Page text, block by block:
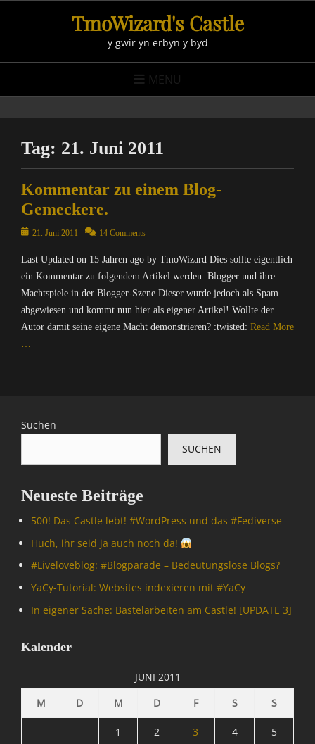
TmoWizard's Castle
y gwir yn erbyn y byd
MENU
Tag: 21. Juni 2011
Kommentar zu einem Blog-
Gemeckere.
Posted21. Juni 2011 14 Comments
Last Updated on 15 Jahren ago by TmoWizard Dies sollte eigentlich
ein Kommentar zu folgendem Artikel werden: Blogger und ihre
Machtspiele in der Blogger-Szene Dieser wurde jedoch als Spam
abgewiesen und kommt nun hier als eigener Artikel! Wollte der
Autor damit seine eigene Macht demonstrieren? :twisted: Read More
…
Categories
p
t
r
I
e
e
Suchen
SUCHEN
Neueste Beiträge
500! Das Castle lebt! #WordPress und das #Fediverse
Huch, ihr seid ja auch noch da!
#Livelove­blog: #Blogparade – Bedeutungslose Blogs?
YaCy-Tutorial: Websites indexieren mit #YaCy
In eigener Sache: Bastelarbeiten am Castle! [UPDATE 3]
Kalender
JUNI 2011
M
D M D F S S
1 2 3 4 5